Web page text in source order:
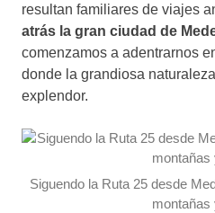
resultan familiares de viajes
atrás la gran ciudad de
comenzamos a adentrarnos
donde la grandiosa
explendor.
Siguendo la Ruta 25 desde
montañas